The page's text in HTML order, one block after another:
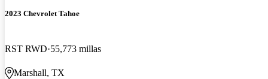
2023 Chevrolet Tahoe
RST RWD 55,773 millas
Marshall, TX